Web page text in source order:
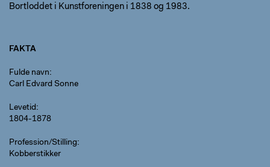
Bortloddet i Kunstforeningen i 1838 og 1983.
FAKTA
Fulde navn
Carl Edvard Sonne
Levetid
1804-1878
Profession/Stilling
Kobberstikker